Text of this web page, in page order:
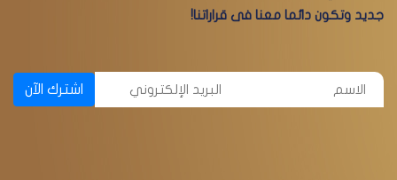
جديد وتكون دائما معنا فى قراراتنا!
اشترك الآن